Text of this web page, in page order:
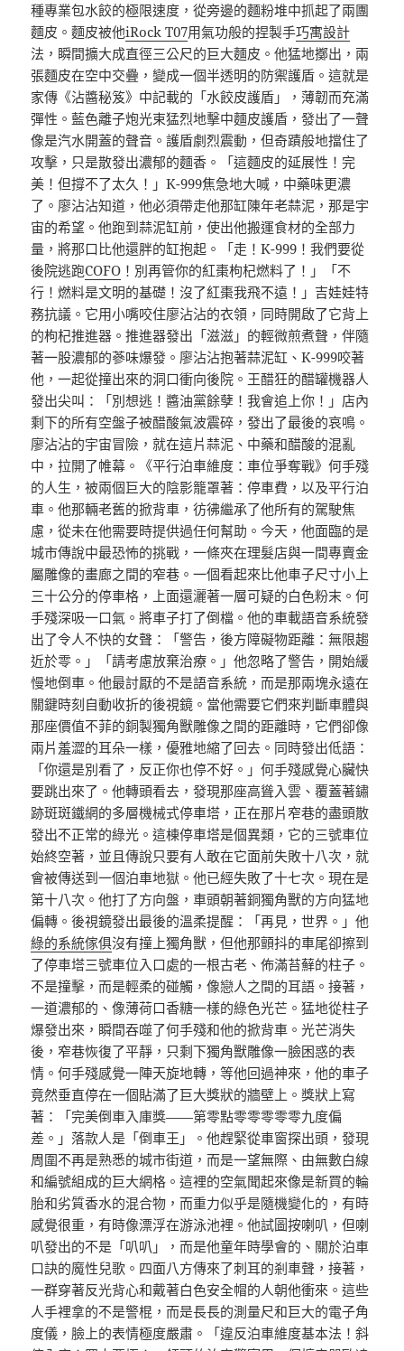
種專業包水餃的極限速度，從旁邊的麵粉堆中抓起了兩團
麵皮。麵皮被他iRock T07用氣功般的捏製手巧寓設計
法，瞬間擴大成直徑三公尺的巨大麵皮。他猛地擲出，兩
張麵皮在空中交疊，變成一個半透明的防禦護盾。這就是
家傳《沾醬秘笈》中記載的「水餃皮護盾」，薄韌而充滿
彈性。藍色離子炮光束猛烈地擊中麵皮護盾，發出了一聲
像是汽水開蓋的聲音。護盾劇烈震動，但奇蹟般地擋住了
攻擊，只是散發出濃郁的麵香。「這麵皮的延展性！完
美！但撐不了太久！」K-999焦急地大喊，中藥味更濃
了。廖沾沾知道，他必須帶走他那缸陳年老蒜泥，那是宇
宙的希望。他跑到蒜泥缸前，使出他搬運食材的全部力
量，將那口比他還胖的缸抱起。「走！K-999！我們要從
後院逃跑COFO ！別再管你的紅棗枸杞燃料了！」「不
行！燃料是文明的基礎！沒了紅棗我飛不遠！」吉娃娃特
務抗議。它用小嘴咬住廖沾沾的衣領，同時開啟了它背上
的枸杞推進器。推進器發出「滋滋」的輕微煎煮聲，伴隨
著一股濃郁的蔘味爆發。廖沾沾抱著蒜泥缸、K-999咬著
他，一起從撞出來的洞口衝向後院。王醋狂的醋罐機器人
發出尖叫：「別想逃！醬油黨餘孽！我會追上你！」店內
剩下的所有空盤子被醋酸氣波震碎，發出了最後的哀鳴。
廖沾沾的宇宙冒險，就在這片蒜泥、中藥和醋酸的混亂
中，拉開了帷幕。《平行泊車維度：車位爭奪戰》何手殘
的人生，被兩個巨大的陰影籠罩著：停車費，以及平行泊
車。他那輛老舊的掀背車，彷彿繼承了他所有的駕駛焦
慮，從未在他需要時提供過任何幫助。今天，他面臨的是
城市傳說中最恐怖的挑戰，一條夾在理髮店與一間專賣金
屬雕像的畫廊之間的窄巷。一個看起來比他車子尺寸小上
三十公分的停車格，上面還灑著一層可疑的白色粉末。何
手殘深吸一口氣。將車子打了倒檔。他的車載語音系統發
出了令人不快的女聲：「警告，後方障礙物距離：無限趨
近於零。」「請考慮放棄治療。」他忽略了警告，開始緩
慢地倒車。他最討厭的不是語音系統，而是那兩塊永遠在
關鍵時刻自動收折的後視鏡。當他需要它們來判斷車體與
那座價值不菲的銅製獨角獸雕像之間的距離時，它們卻像
兩片羞澀的耳朵一樣，優雅地縮了回去。同時發出低語：
「你還是別看了，反正你也停不好。」何手殘感覺心臟快
要跳出來了。他轉頭看去，發現那座高聳入雲、覆蓋著鏽
跡斑斑鐵網的多層機械式停車塔，正在那片窄巷的盡頭散
發出不正常的綠光。這棟停車塔是個異類，它的三號車位
始終空著，並且傳說只要有人敢在它面前失敗十八次，就
會被傳送到一個泊車地獄。他已經失敗了十七次。現在是
第十八次。他打了方向盤，車頭朝著銅獨角獸的方向猛地
偏轉。後視鏡發出最後的溫柔提醒：「再見，世界。」他
綠的系統傢俱沒有撞上獨角獸，但他那顫抖的車尾卻擦到
了停車塔三號車位入口處的一根古老、佈滿苔蘚的柱子。
不是撞擊，而是輕柔的碰觸，像戀人之間的耳語。接著，
一道濃郁的、像薄荷口香糖一樣的綠色光芒。猛地從柱子
爆發出來，瞬間吞噬了何手殘和他的掀背車。光芒消失
後，窄巷恢復了平靜，只剩下獨角獸雕像一臉困惑的表
情。何手殘感覺一陣天旋地轉，等他回過神來，他的車子
竟然垂直停在一個貼滿了巨大獎狀的牆壁上。獎狀上寫
著：「完美倒車入庫獎——第零點零零零零零九度偏
差。」落款人是「倒車王」。他趕緊從車窗探出頭，發現
周圍不再是熟悉的城市街道，而是一望無際、由無數白線
和編號組成的巨大網格。這裡的空氣聞起來像是新買的輪
胎和劣質香水的混合物，而重力似乎是隨機變化的，有時
感覺很重，有時像漂浮在游泳池裡。他試圖按喇叭，但喇
叭發出的不是「叭叭」，而是他童年時學會的、關於泊車
口訣的魔性兒歌。四面八方傳來了刺耳的剎車聲，接著，
一群穿著反光背心和戴著白色安全帽的人朝他衝來。這些
人手裡拿的不是警棍，而是長長的測量尺和巨大的電子角
度儀，臉上的表情極度嚴肅。「違反泊車維度基本法！斜